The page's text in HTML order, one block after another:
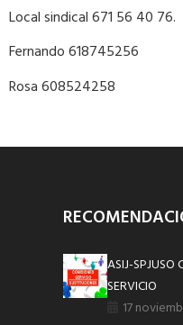
Local sindical 671 56 40 76.
Fernando 618745256
Rosa 608524258
ASIJ-SPJUSO
SERVICIO
17